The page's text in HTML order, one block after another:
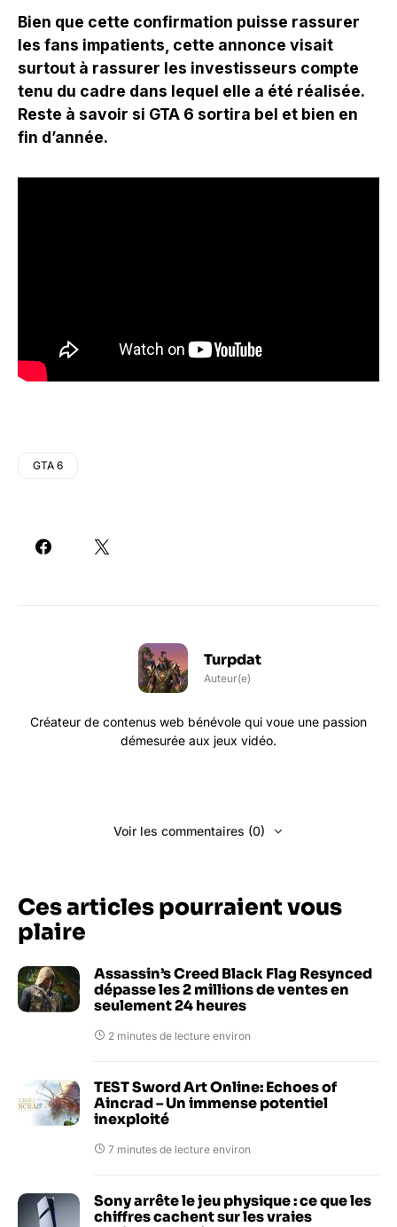
Bien que cette confirmation puisse rassurer
les fans impatients, cette annonce visait
surtout à rassurer les investisseurs compte
tenu du cadre dans lequel elle a été réalisée.
Reste à savoir si GTA 6 sortira bel et bien en
fin d’année.
GTA 6
Turpdat
Auteur(e)
Créateur de contenus web bénévole qui voue une passion
démesurée aux jeux vidéo.
Voir les commentaires (0)
Ces articles pourraient vous
plaire
Assassin’s Creed Black Flag Resynced
dépasse les 2 millions de ventes en
seulement 24 heures
2 minutes de lecture environ
TEST Sword Art Online: Echoes of
Aincrad – Un immense potentiel
inexploité
7 minutes de lecture environ
Sony arrête le jeu physique : ce que les
chiffres cachent sur les vraies